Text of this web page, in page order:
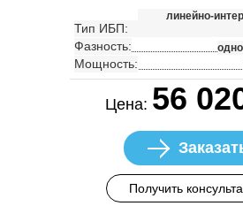
Тип ИБП:
линейно-
Фазность:
Мощность:
Цена: 56
Получить